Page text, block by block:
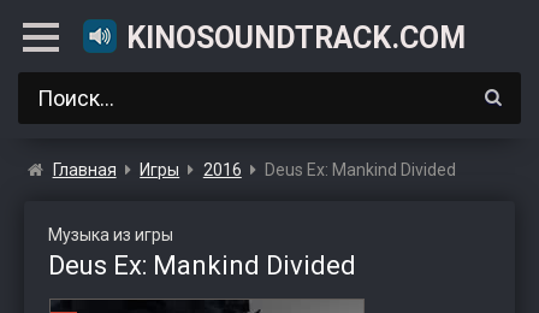
KINOSOUNDTRACK.COM
Главная Игры 2016 Deus Ex: Mankind Divided
Музыка из игры
Deus Ex: Mankind Divided